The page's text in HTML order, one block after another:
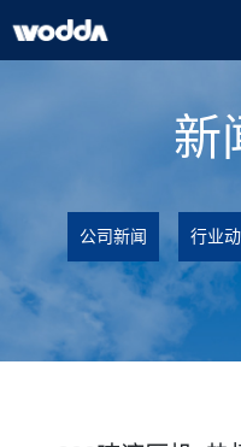
新
公司新闻 行业